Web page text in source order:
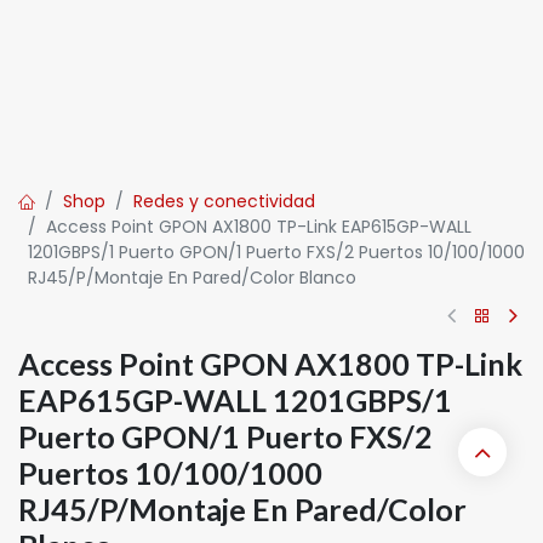
Shop
Redes y conectividad
Access Point GPON AX1800 TP-Link EAP615GP-WALL
1201GBPS/1 Puerto GPON/1 Puerto FXS/2 Puertos 10/100/1000
RJ45/P/Montaje En Pared/Color Blanco
Access Point GPON AX1800 TP-Link
EAP615GP-WALL 1201GBPS/1
Puerto GPON/1 Puerto FXS/2
Puertos 10/100/1000
RJ45/P/Montaje En Pared/Color